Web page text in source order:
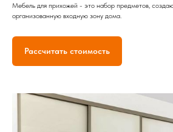
Мебель для прихожей - это набор предметов,
организованную входную зону дома.
Рассчитать стоимость